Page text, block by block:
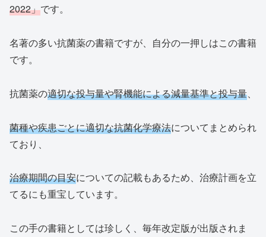
2022」です。
名著の多い抗菌薬の書籍ですが、自分の一押しはこの書籍
です。
抗菌薬の適切な投与量や腎機能による減量基準と投与量、
菌種や疾患ごとに適切な抗菌化学療法についてまとめられ
ており、
治療期間の目安についての記載もあるため、治療計画を立
てるにも重宝しています。
この手の書籍としては珍しく、毎年改定版が出版されま